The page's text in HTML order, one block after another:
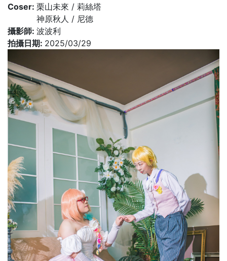
Coser: 栗山未來 / 莉絲塔
神原秋人 / 尼德
攝影師: 波波利
拍攝日期: 2025/03/29